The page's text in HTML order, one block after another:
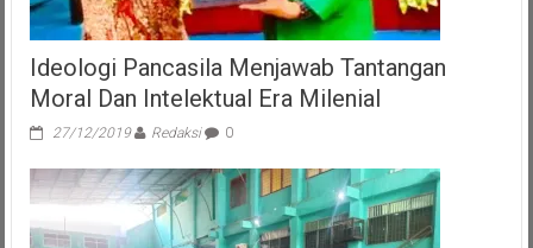
Ideologi Pancasila Menjawab Tantangan
Moral Dan Intelektual Era Milenial
27/12/2019 Redaksi 0